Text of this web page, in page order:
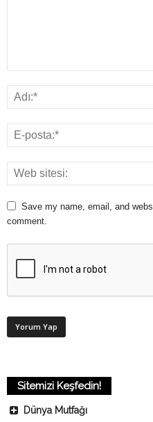
Save my name, email, and
comment.
Sitemizi Keşfedin!
Dünya Mutfağı